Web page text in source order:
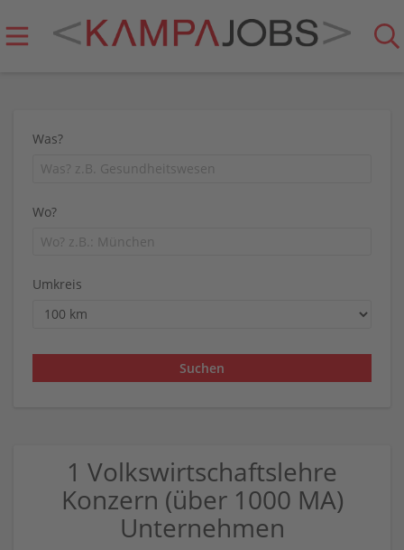
Was?
Wo?
Umkreis
1 Volkswirtschaftslehre
Konzern (über 1000 MA)
Unternehmen